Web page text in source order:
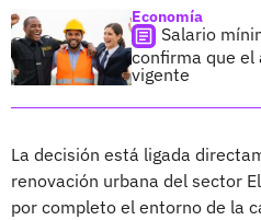
Economía
Salario
confirma que el
vigente
La decisión está ligada
renovación urbana del sector
por completo el entorno de la